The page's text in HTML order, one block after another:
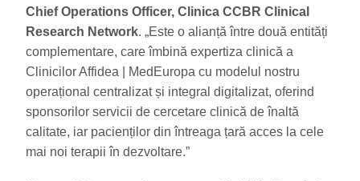
Chief Operations Officer, Clinica CCBR Clinical
Research Network. „Este o alianță între două entități
complementare, care îmbină expertiza clinică a
Clinicilor Affidea | MedEuropa cu modelul nostru
operațional centralizat și integral digitalizat, oferind
sponsorilor servicii de cercetare clinică de înaltă
calitate, iar pacienților din întreaga țară acces la cele
mai noi terapii în dezvoltare.”